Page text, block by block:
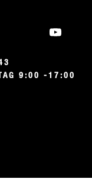
9:00 -17:00